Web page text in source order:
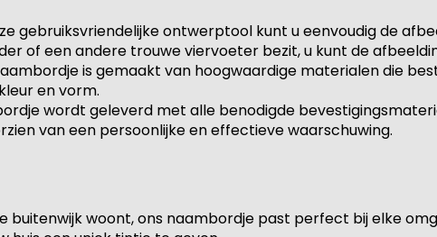
gebruiksvriendelijke ontwerptool kunt u eenvoudig de
of een andere trouwe viervoeter bezit, u kunt de
is gemaakt van hoogwaardige materialen die
en vorm.
wordt geleverd met alle benodigde
van een persoonlijke en effectieve waarschuwing.
buitenwijk woont, ons naambordje past perfect bij elke